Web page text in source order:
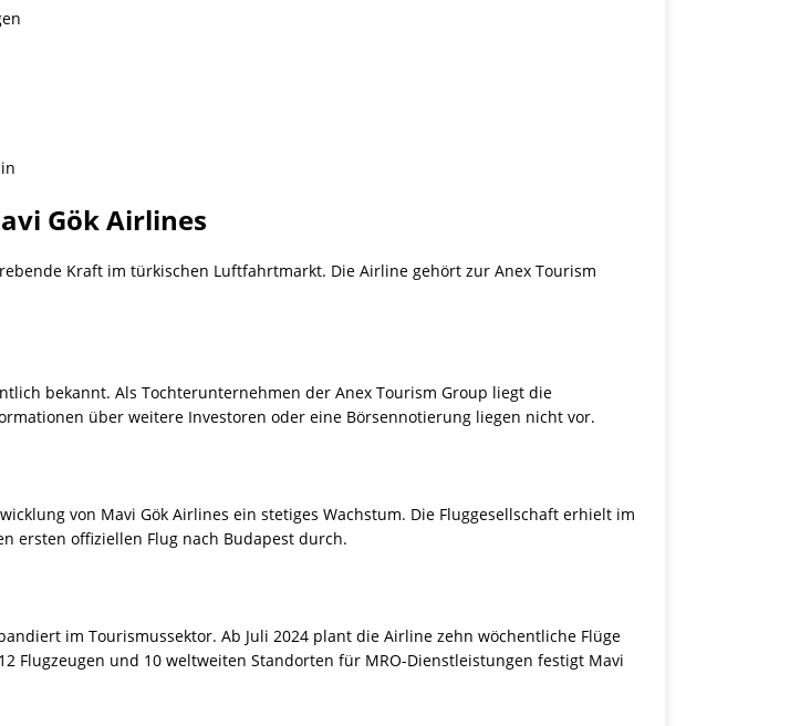
Gök Airlines
Kraft im türkischen Luftfahrtmarkt. Die Airline gehört zur Anex Tourism
bekannt. Als Tochterunternehmen der Anex Tourism Group liegt die
über weitere Investoren oder eine Börsennotierung liegen nicht vor.
von Mavi Gök Airlines ein stetiges Wachstum. Die Fluggesellschaft erhielt im
ersten offiziellen Flug nach Budapest durch.
im Tourismussektor. Ab Juli 2024 plant die Airline zehn wöchentliche Flüge
Flugzeugen und 10 weltweiten Standorten für MRO-Dienstleistungen festigt Mavi